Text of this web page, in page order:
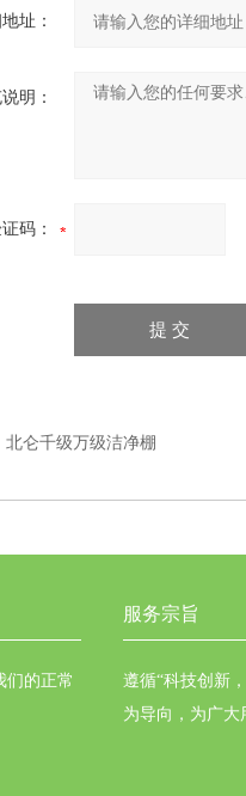
址：
明：
码：
北仑千级万级洁净棚
们的正常
服务宗旨
遵循“科技创新
为导向，为广大